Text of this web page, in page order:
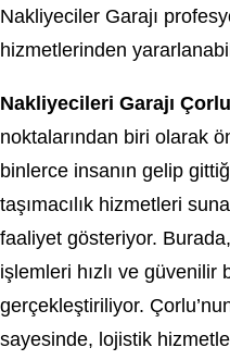
Nakliyeciler Garajı
hizmetlerinden
Nakliyecileri Garajı Çorlu
noktalarından biri olarak
binlerce insanın gelip
taşımacılık hizmetleri
faaliyet gösteriyor.
işlemleri hızlı ve güvenilir
gerçekleştiriliyor.
sayesinde, lojistik